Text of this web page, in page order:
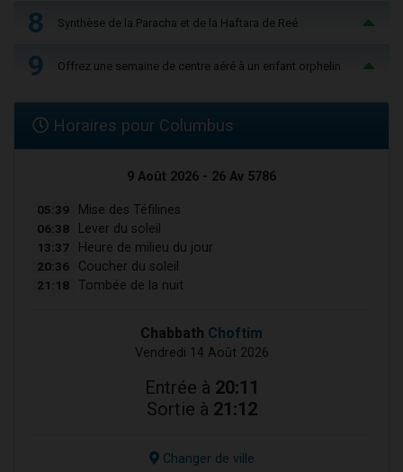
8 Synthèse de la Paracha et de la Haftara de Reé
9 Offrez une semaine de centre aéré à un enfant orphelin
Horaires pour Columbus
9 Août 2026 - 26 Av 5786
05:39 Mise des Téfilines
06:38 Lever du soleil
13:37 Heure de milieu du jour
20:36 Coucher du soleil
21:18 Tombée de la nuit
Chabbath Choftim
Vendredi 14 Août 2026
Entrée à 20:11
Sortie à 21:12
Changer de ville